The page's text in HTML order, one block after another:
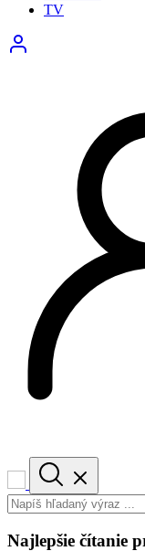
TV
Najlepšie čítanie